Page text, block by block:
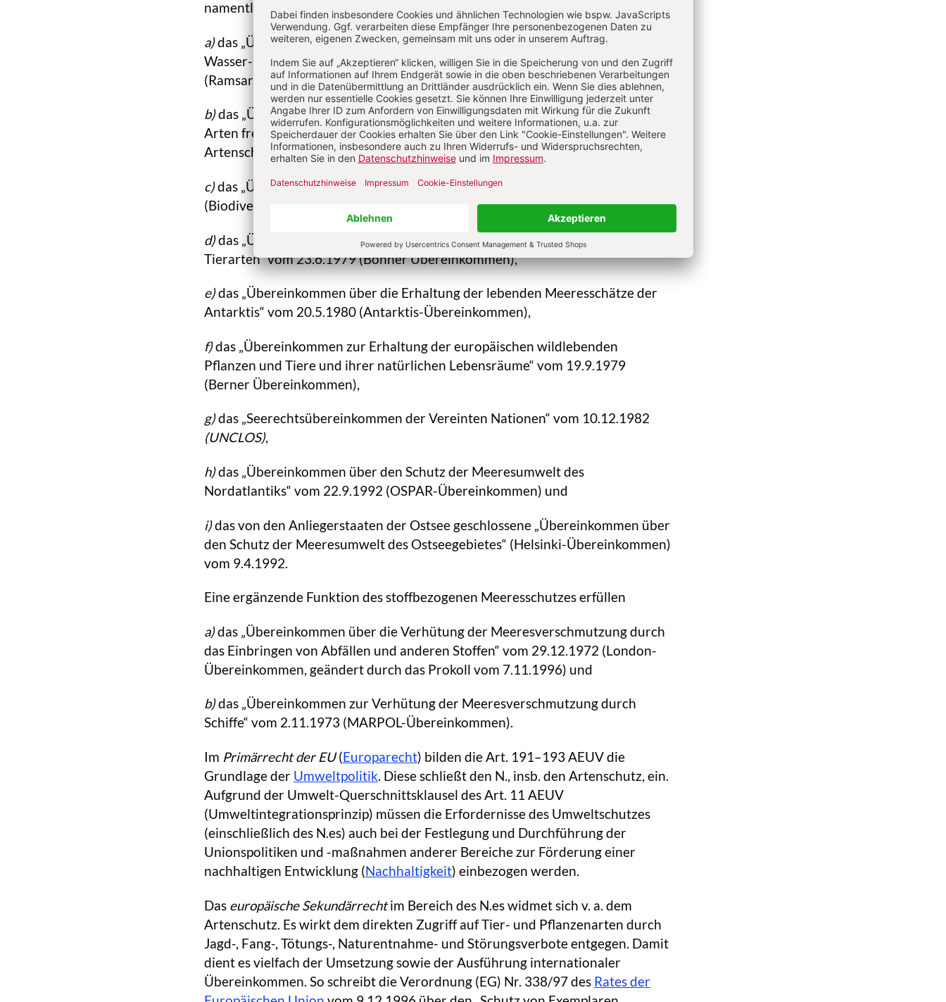
namentlich
a)das „Übereinkommen über Feuchtgebiete, insbesondere als Lebensraum für
Wasser- und Watvögel, von internationaler Bedeutung“ vom 2.2.1971
(Ramsar-Konvention, BGBl. II 1976: S. 1265),
b)das „Übereinkommen über den internationalen Handel mit gefährdeten
Arten freilebender Tiere und Pflanzen“ vom 3.3.1973 (Washingtoner
Artenschutzübereinkommen, CITES),
c)das „Übereinkommen über die Biologische Vielfalt“ vom 5.6.1992
(Biodiversitätskonvention, CBD),
d)das „Übereinkommen zur Erhaltung der wandernden wildlebenden
Tierarten“ vom 23.6.1979 (Bonner Übereinkommen),
e)das „Übereinkommen über die Erhaltung der lebenden Meeresschätze der
Antarktis“ vom 20.5.1980 (Antarktis-Übereinkommen),
f)das „Übereinkommen zur Erhaltung der europäischen wildlebenden
Pflanzen und Tiere und ihrer natürlichen Lebensräume“ vom 19.9.1979
(Berner Übereinkommen),
g)das „Seerechtsübereinkommen der Vereinten Nationen“ vom 10.12.1982
(UNCLOS),
h)das „Übereinkommen über den Schutz der Meeresumwelt des
Nordatlantiks“ vom 22.9.1992 (OSPAR-Übereinkommen) und
i)das von den Anliegerstaaten der Ostsee geschlossene „Übereinkommen über
den Schutz der Meeresumwelt des Ostseegebietes“ (Helsinki-Übereinkommen)
vom 9.4.1992.
Eine ergänzende Funktion des stoffbezogenen Meeresschutzes erfüllen
a)das „Übereinkommen über die Verhütung der Meeresverschmutzung durch
das Einbringen von Abfällen und anderen Stoffen“ vom 29.12.1972 (London-
Übereinkommen, geändert durch das Prokoll vom 7.11.1996) und
b)das „Übereinkommen zur Verhütung der Meeresverschmutzung durch
Schiffe“ vom 2.11.1973 (MARPOL-Übereinkommen).
Im Primärrecht der EU(Europarecht) bilden die Art. 191–193 AEUV die
Grundlage der Umweltpolitik. Diese schließt den N., insb. den Artenschutz, ein.
Aufgrund der Umwelt-Querschnittsklausel des Art. 11 AEUV
(Umweltintegrationsprinzip) müssen die Erfordernisse des Umweltschutzes
(einschließlich des N.es) auch bei der Festlegung und Durchführung der
Unionspolitiken und -maßnahmen anderer Bereiche zur Förderung einer
nachhaltigen Entwicklung (Nachhaltigkeit) einbezogen werden.
Das europäische Sekundärrechtim Bereich des N.es widmet sich v. a. dem
Artenschutz. Es wirkt dem direkten Zugriff auf Tier- und Pflanzenarten durch
Jagd-, Fang-, Tötungs-, Naturentnahme- und Störungsverbote entgegen. Damit
dient es vielfach der Umsetzung sowie der Ausführung internationaler
Übereinkommen. So schreibt die Verordnung (EG) Nr. 338/97 des Rates der